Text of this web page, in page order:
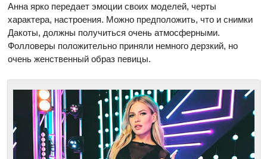
Анна ярко передает эмоции своих моделей, черты
характера, настроения. Можно предположить, что и снимки
Дакоты, должны получиться очень атмосферными.
Фолловеры положительно приняли немного дерзкий, но
очень женственный образ певицы.